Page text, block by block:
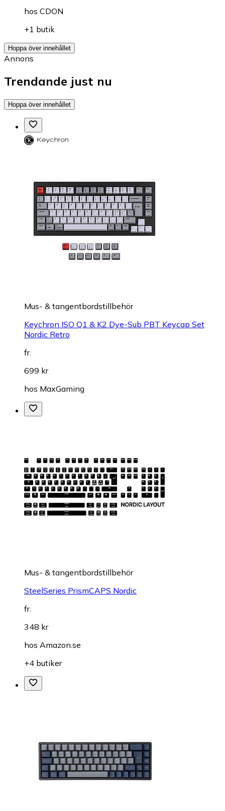
hos CDON
+1 butik
Hoppa över innehållet
Annons
Trendande just nu
Hoppa över innehållet
Mus- & tangentbordstillbehör
Keychron ISO Q1 & K2 Dye-Sub PBT Keycap Set
Nordic Retro
fr.
699 kr
hos MaxGaming
Mus- & tangentbordstillbehör
SteelSeries PrismCAPS Nordic
fr.
348 kr
hos Amazon.se
+4 butiker